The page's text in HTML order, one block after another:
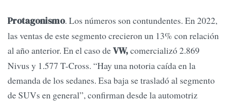
Protagonismo. Los números son contundentes. En 2022,
las ventas de este segmento crecieron un 13% con relación
al año anterior. En el caso deVW,comercializó 2.869
Nivus y 1.577 T-Cross. “Hay una notoria caída en la
demanda de los sedanes. Esa baja se trasladó al segmento
de SUVs en general”, confirman desde la automotriz